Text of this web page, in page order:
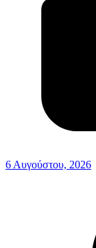
6 Αυγούστου, 2026